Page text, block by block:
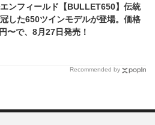
ンフィールド【BULLET650】伝統
した650ツインモデルが登場。価格
〜で、8月27日発売！
Recommended by